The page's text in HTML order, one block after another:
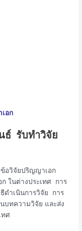
อก
ธ์ รับทำวิจัย
อวิจัยปริญญาเอก
ในต่างประเทศ การ
ดำเนินการวิจัย การ
บทความวิจัย และส่ง
ทศ